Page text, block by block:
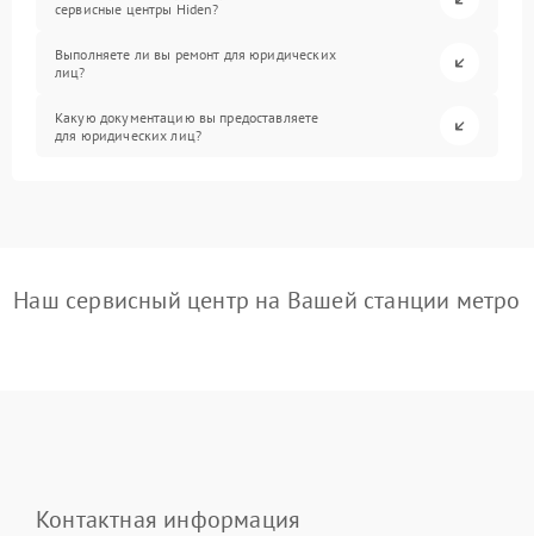
сервисные центры Hiden?
Выполняете ли вы ремонт для юридических
лиц?
Какую документацию вы предоставляете
для юридических лиц?
Наш сервисный центр на Вашей станции метро
Контактная информация